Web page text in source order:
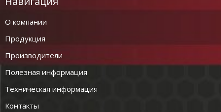
О компании
Продукция
Производители
Полезная информация
Техническая информация
Контакты